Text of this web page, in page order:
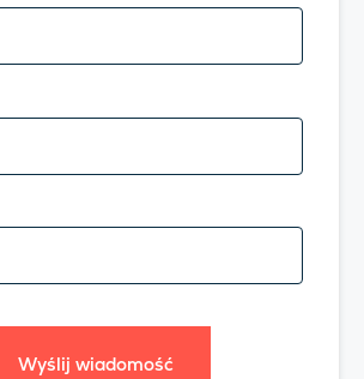
Wyślij wiadomość